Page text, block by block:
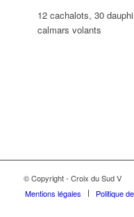
12 cachalots, 30
calmars volants
© Copyright - Croix du Sud V
Mentions légales
Politique